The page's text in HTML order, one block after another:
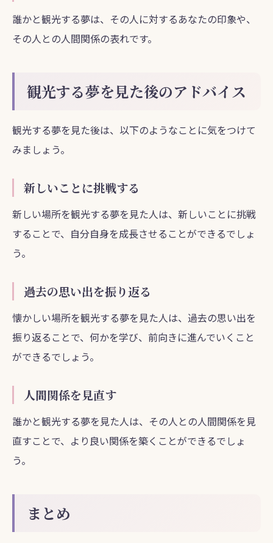
誰かと観光する夢は、その人に対するあなたの印象や、
その人との人間関係の表れです。
観光する夢を見た後のアドバイス
観光する夢を見た後は、以下のようなことに気をつけて
みましょう。
新しいことに挑戦する
新しい場所を観光する夢を見た人は、新しいことに挑戦
することで、自分自身を成長させることができるでしょ
う。
過去の思い出を振り返る
懐かしい場所を観光する夢を見た人は、過去の思い出を
振り返ることで、何かを学び、前向きに進んでいくこと
ができるでしょう。
人間関係を見直す
誰かと観光する夢を見た人は、その人との人間関係を見
直すことで、より良い関係を築くことができるでしょ
う。
まとめ